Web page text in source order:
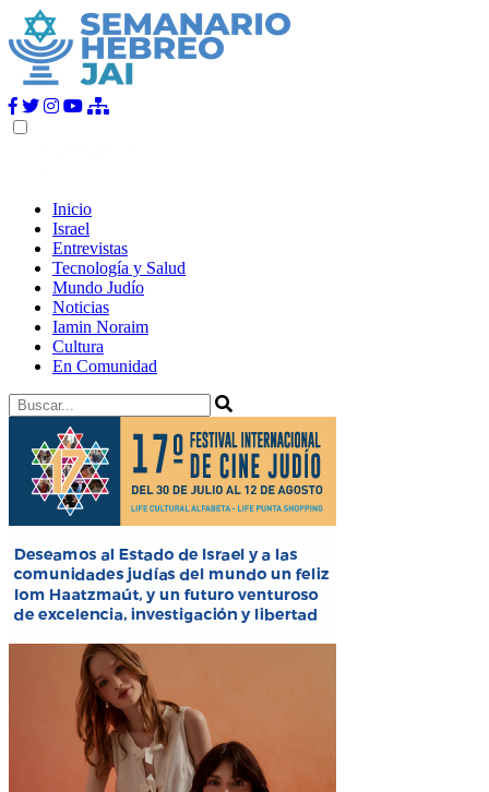
Inicio
Israel
Entrevistas
Tecnología y Salud
Mundo Judío
Noticias
Iamin Noraim
Cultura
En Comunidad